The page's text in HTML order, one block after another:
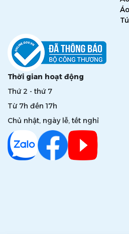
Thời gian hoạt động
Thứ 2 - thứ 7
Từ 7h đến 17h
Chủ nhật, ngày lễ, tết nghỉ